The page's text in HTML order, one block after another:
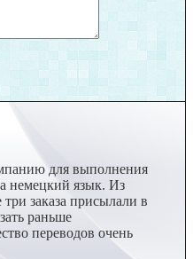
для выполнения
немецкий язык. Из
заказа присылали в
раньше
переводов очень